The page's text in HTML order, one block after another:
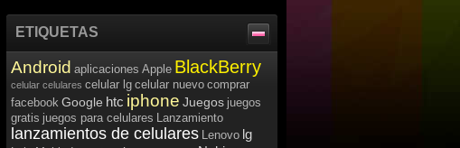
ETIQUETAS
Android aplicaciones Apple BlackBerry
celular celulares celular lg celular nuevo comprar
facebook Google htc iphone Juegos juegos
gratis juegos para celulares Lanzamiento
lanzamientos de celulares Lenovo lg